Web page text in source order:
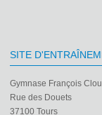
SITE
Gymnase François
Rue des Douets
37100 Tours